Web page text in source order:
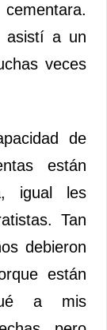
asistí a un
veces
de
están
igual les
Tan
debieron
están
a mis